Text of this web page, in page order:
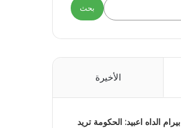
بحث
الأخيرة
بيرام الداه اعبيد: الحكومة تريد